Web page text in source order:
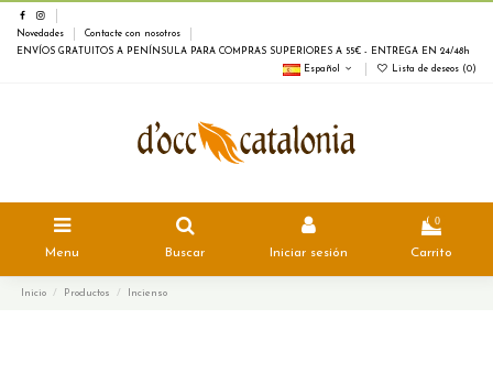
Novedades
Contacte con nosotros
ENVÍOS GRATUITOS A PENÍNSULA PARA COMPRAS SUPERIORES A 55€ - ENTREGA EN 24/48h
Español
Lista de deseos (0)
Menu Buscar Iniciar sesión
0
Carrito
Inicio Productos Incienso